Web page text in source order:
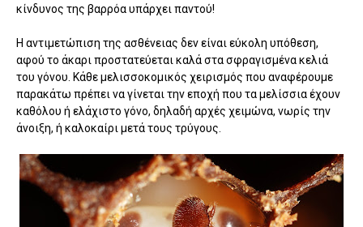
κίνδυνος της βαρρόα υπάρχει παντού!
Η αντιμετώπιση της ασθένειας δεν είναι εύκολη υπόθεση,
αφού το άκαρι προστατεύεται καλά στα σφραγισμένα κελιά
του γόνου. Κάθε μελισσοκομικός χειρισμός που αναφέρουμε
παρακάτω πρέπει να γίνεται την εποχή που τα μελίσσια έχουν
καθόλου ή ελάχιστο γόνο, δηλαδή αρχές χειμώνα, νωρίς την
άνοιξη, ή καλοκαίρι μετά τους τρύγους.